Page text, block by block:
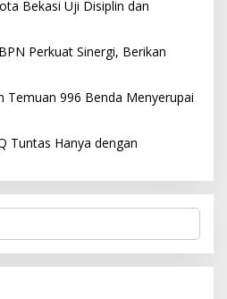
Bekasi Uji Disiplin dan
Perkuat Sinergi, Berikan
Temuan 996 Benda Menyerupai
Tuntas Hanya dengan